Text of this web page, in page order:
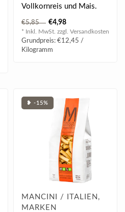
Vollkornreis und Mais.
€5,85 €4,98
* Inkl. MwSt. zzgl. Versandkosten
Grundpreis: €12,45 /
Kilogramm
❥ -15%
MANCINI / ITALIEN,
MARKEN